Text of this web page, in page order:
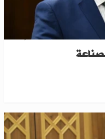
وحوافز لدعم